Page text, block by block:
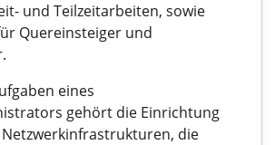
und Teilzeitarbeiten, sowie
Quereinsteiger und
eines
gehört die Einrichtung
die